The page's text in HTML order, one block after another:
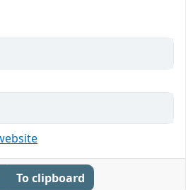
To clipboard